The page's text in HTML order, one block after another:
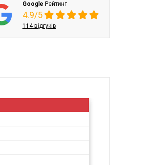
Google Рейтинг
4.9/5
114 відгуків